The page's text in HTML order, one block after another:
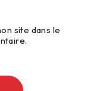
site dans le